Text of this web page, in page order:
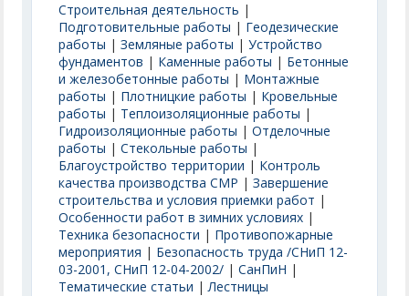
Строительная деятельность |
Подготовительные работы | Геодезические
работы |Земляные работы |Устройство
фундаментов | Каменные работы | Бетонные
и железобетонные работы | Монтажные
работы | Плотницкие работы | Кровельные
работы | Теплоизоляционные работы |
Гидроизоляционные работы |Отделочные
работы |Стекольные работы |
Благоустройство территории | Контроль
качества производства СМР |Завершение
строительства и условия приемки работ |
Особенности работ в зимних условиях |
Техника безопасности | Противопожарные
мероприятия | Безопасность труда /СНиП 12-
03-2001, СНиП 12-04-2002/ |СанПиН |
Тематические статьи |Лестницы